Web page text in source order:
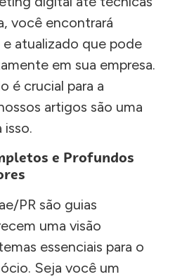
você encontrará
atualizado que pode
em sua empresa.
é crucial para a
artigos são uma
e Profundos
PR são guias
uma visão
essenciais para o
Seja você um